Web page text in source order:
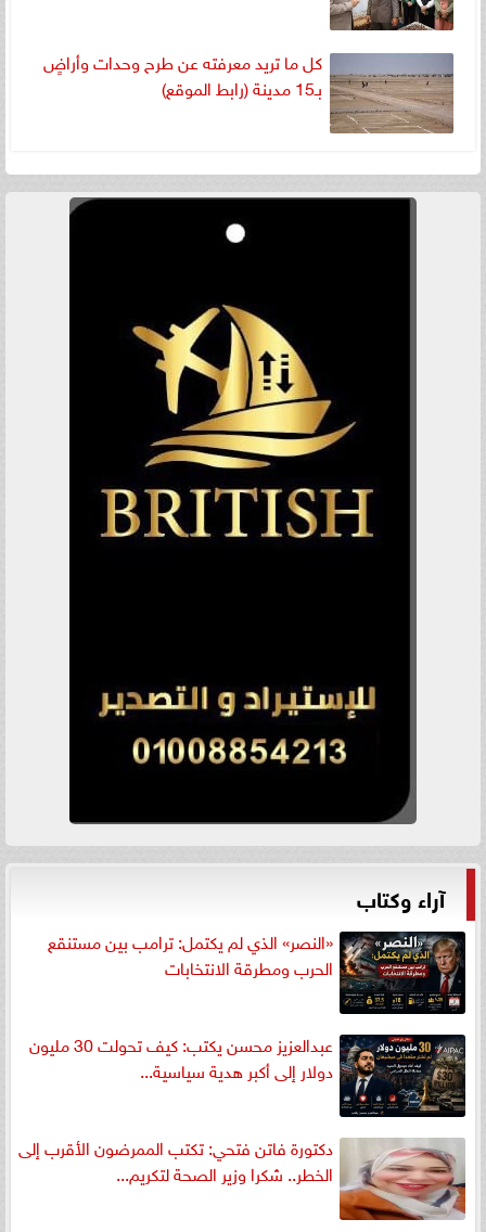
كل ما تريد معرفته عن طرح وحدات وأراضٍ
بـ15 مدينة (رابط الموقع)
آراء وكتاب
«النصر» الذي لم يكتمل: ترامب بين مستنقع
الحرب ومطرقة الانتخابات
عبدالعزيز محسن يكتب: كيف تحولت 30 مليون
دولار إلى أكبر هدية سياسية...
دكتورة فاتن فتحي: تكتب الممرضون الأقرب إلى
الخطر.. شكرا وزير الصحة لتكريم...